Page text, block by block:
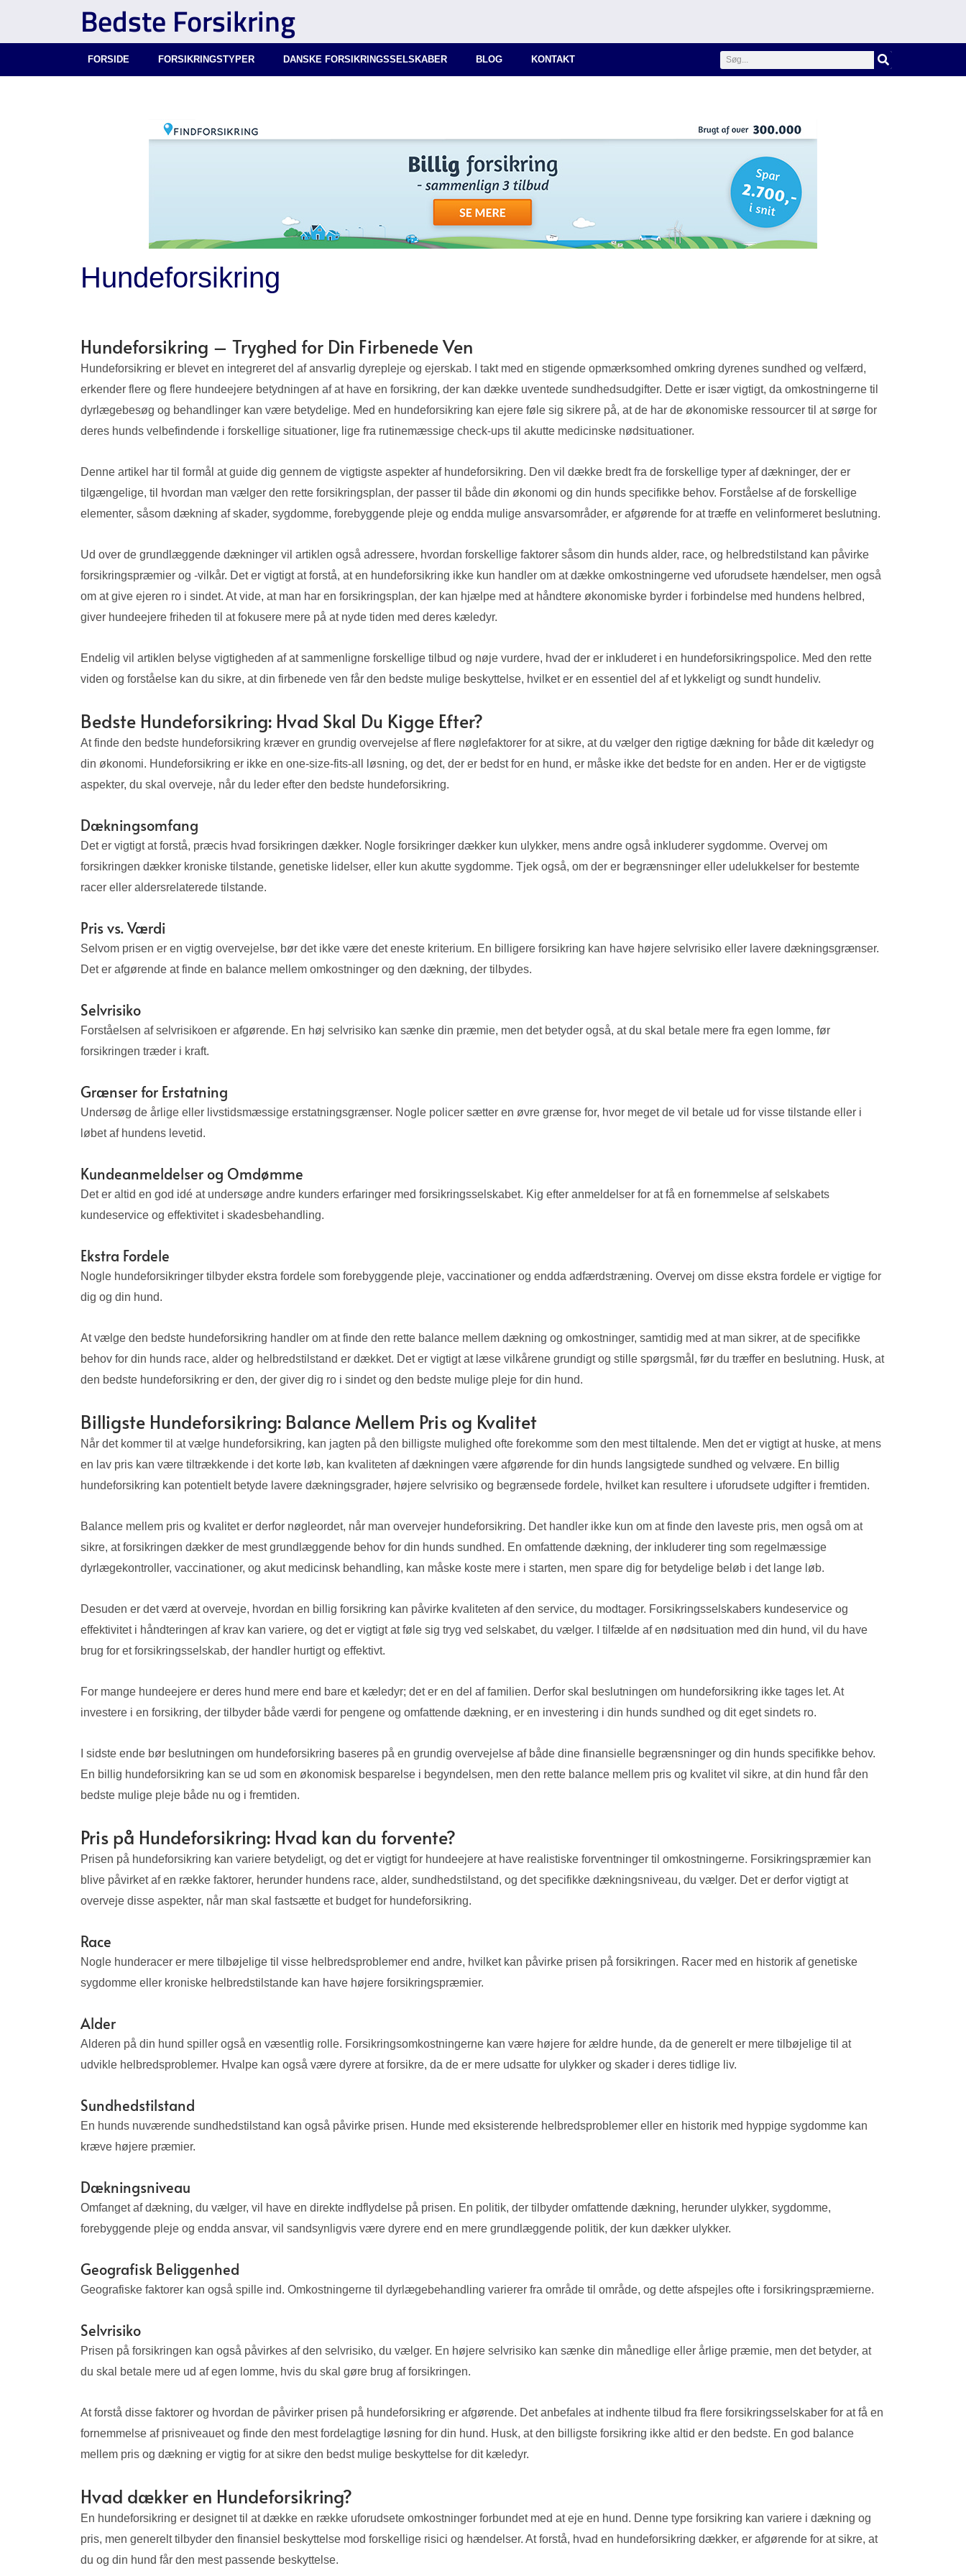
Bedste Forsikring
FORSIDE FORSIKRINGSTYPER DANSKE FORSIKRINGSSELSKABER BLOG KONTAKT
Hundeforsikring
Hundeforsikring – Tryghed for Din Firbenede Ven
Hundeforsikring er blevet en integreret del af ansvarlig dyrepleje og ejerskab. I takt med en stigende opmærksomhed omkring dyrenes sundhed og velfærd,
erkender flere og flere hundeejere betydningen af at have en forsikring, der kan dække uventede sundhedsudgifter. Dette er især vigtigt, da omkostningerne til
dyrlægebesøg og behandlinger kan være betydelige. Med en hundeforsikring kan ejere føle sig sikrere på, at de har de økonomiske ressourcer til at sørge for
deres hunds velbefindende i forskellige situationer, lige fra rutinemæssige check-ups til akutte medicinske nødsituationer.
Denne artikel har til formål at guide dig gennem de vigtigste aspekter af hundeforsikring. Den vil dække bredt fra de forskellige typer af dækninger, der er
tilgængelige, til hvordan man vælger den rette forsikringsplan, der passer til både din økonomi og din hunds specifikke behov. Forståelse af de forskellige
elementer, såsom dækning af skader, sygdomme, forebyggende pleje og endda mulige ansvarsområder, er afgørende for at træffe en velinformeret beslutning.
Ud over de grundlæggende dækninger vil artiklen også adressere, hvordan forskellige faktorer såsom din hunds alder, race, og helbredstilstand kan påvirke
forsikringspræmier og -vilkår. Det er vigtigt at forstå, at en hundeforsikring ikke kun handler om at dække omkostningerne ved uforudsete hændelser, men også
om at give ejeren ro i sindet. At vide, at man har en forsikringsplan, der kan hjælpe med at håndtere økonomiske byrder i forbindelse med hundens helbred,
giver hundeejere friheden til at fokusere mere på at nyde tiden med deres kæledyr.
Endelig vil artiklen belyse vigtigheden af at sammenligne forskellige tilbud og nøje vurdere, hvad der er inkluderet i en hundeforsikringspolice. Med den rette
viden og forståelse kan du sikre, at din firbenede ven får den bedste mulige beskyttelse, hvilket er en essentiel del af et lykkeligt og sundt hundeliv.
Bedste Hundeforsikring: Hvad Skal Du Kigge Efter?
At finde den bedste hundeforsikring kræver en grundig overvejelse af flere nøglefaktorer for at sikre, at du vælger den rigtige dækning for både dit kæledyr og
din økonomi. Hundeforsikring er ikke en one-size-fits-all løsning, og det, der er bedst for en hund, er måske ikke det bedste for en anden. Her er de vigtigste
aspekter, du skal overveje, når du leder efter den bedste hundeforsikring.
Dækningsomfang
Det er vigtigt at forstå, præcis hvad forsikringen dækker. Nogle forsikringer dækker kun ulykker, mens andre også inkluderer sygdomme. Overvej om
forsikringen dækker kroniske tilstande, genetiske lidelser, eller kun akutte sygdomme. Tjek også, om der er begrænsninger eller udelukkelser for bestemte
racer eller aldersrelaterede tilstande.
Pris vs. Værdi
Selvom prisen er en vigtig overvejelse, bør det ikke være det eneste kriterium. En billigere forsikring kan have højere selvrisiko eller lavere dækningsgrænser.
Det er afgørende at finde en balance mellem omkostninger og den dækning, der tilbydes.
Selvrisiko
Forståelsen af selvrisikoen er afgørende. En høj selvrisiko kan sænke din præmie, men det betyder også, at du skal betale mere fra egen lomme, før
forsikringen træder i kraft.
Grænser for Erstatning
Undersøg de årlige eller livstidsmæssige erstatningsgrænser. Nogle policer sætter en øvre grænse for, hvor meget de vil betale ud for visse tilstande eller i
løbet af hundens levetid.
Kundeanmeldelser og Omdømme
Det er altid en god idé at undersøge andre kunders erfaringer med forsikringsselskabet. Kig efter anmeldelser for at få en fornemmelse af selskabets
kundeservice og effektivitet i skadesbehandling.
Ekstra Fordele
Nogle hundeforsikringer tilbyder ekstra fordele som forebyggende pleje, vaccinationer og endda adfærdstræning. Overvej om disse ekstra fordele er vigtige for
dig og din hund.
At vælge den bedste hundeforsikring handler om at finde den rette balance mellem dækning og omkostninger, samtidig med at man sikrer, at de specifikke
behov for din hunds race, alder og helbredstilstand er dækket. Det er vigtigt at læse vilkårene grundigt og stille spørgsmål, før du træffer en beslutning. Husk, at
den bedste hundeforsikring er den, der giver dig ro i sindet og den bedste mulige pleje for din hund.
Billigste Hundeforsikring: Balance Mellem Pris og Kvalitet
Når det kommer til at vælge hundeforsikring, kan jagten på den billigste mulighed ofte forekomme som den mest tiltalende. Men det er vigtigt at huske, at mens
en lav pris kan være tiltrækkende i det korte løb, kan kvaliteten af dækningen være afgørende for din hunds langsigtede sundhed og velvære. En billig
hundeforsikring kan potentielt betyde lavere dækningsgrader, højere selvrisiko og begrænsede fordele, hvilket kan resultere i uforudsete udgifter i fremtiden.
Balance mellem pris og kvalitet er derfor nøgleordet, når man overvejer hundeforsikring. Det handler ikke kun om at finde den laveste pris, men også om at
sikre, at forsikringen dækker de mest grundlæggende behov for din hunds sundhed. En omfattende dækning, der inkluderer ting som regelmæssige
dyrlægekontroller, vaccinationer, og akut medicinsk behandling, kan måske koste mere i starten, men spare dig for betydelige beløb i det lange løb.
Desuden er det værd at overveje, hvordan en billig forsikring kan påvirke kvaliteten af den service, du modtager. Forsikringsselskabers kundeservice og
effektivitet i håndteringen af krav kan variere, og det er vigtigt at føle sig tryg ved selskabet, du vælger. I tilfælde af en nødsituation med din hund, vil du have
brug for et forsikringsselskab, der handler hurtigt og effektivt.
For mange hundeejere er deres hund mere end bare et kæledyr; det er en del af familien. Derfor skal beslutningen om hundeforsikring ikke tages let. At
investere i en forsikring, der tilbyder både værdi for pengene og omfattende dækning, er en investering i din hunds sundhed og dit eget sindets ro.
I sidste ende bør beslutningen om hundeforsikring baseres på en grundig overvejelse af både dine finansielle begrænsninger og din hunds specifikke behov.
En billig hundeforsikring kan se ud som en økonomisk besparelse i begyndelsen, men den rette balance mellem pris og kvalitet vil sikre, at din hund får den
bedste mulige pleje både nu og i fremtiden.
Pris på Hundeforsikring: Hvad kan du forvente?
Prisen på hundeforsikring kan variere betydeligt, og det er vigtigt for hundeejere at have realistiske forventninger til omkostningerne. Forsikringspræmier kan
blive påvirket af en række faktorer, herunder hundens race, alder, sundhedstilstand, og det specifikke dækningsniveau, du vælger. Det er derfor vigtigt at
overveje disse aspekter, når man skal fastsætte et budget for hundeforsikring.
Race
Nogle hunderacer er mere tilbøjelige til visse helbredsproblemer end andre, hvilket kan påvirke prisen på forsikringen. Racer med en historik af genetiske
sygdomme eller kroniske helbredstilstande kan have højere forsikringspræmier.
Alder
Alderen på din hund spiller også en væsentlig rolle. Forsikringsomkostningerne kan være højere for ældre hunde, da de generelt er mere tilbøjelige til at
udvikle helbredsproblemer. Hvalpe kan også være dyrere at forsikre, da de er mere udsatte for ulykker og skader i deres tidlige liv.
Sundhedstilstand
En hunds nuværende sundhedstilstand kan også påvirke prisen. Hunde med eksisterende helbredsproblemer eller en historik med hyppige sygdomme kan
kræve højere præmier.
Dækningsniveau
Omfanget af dækning, du vælger, vil have en direkte indflydelse på prisen. En politik, der tilbyder omfattende dækning, herunder ulykker, sygdomme,
forebyggende pleje og endda ansvar, vil sandsynligvis være dyrere end en mere grundlæggende politik, der kun dækker ulykker.
Geografisk Beliggenhed
Geografiske faktorer kan også spille ind. Omkostningerne til dyrlægebehandling varierer fra område til område, og dette afspejles ofte i forsikringspræmierne.
Selvrisiko
Prisen på forsikringen kan også påvirkes af den selvrisiko, du vælger. En højere selvrisiko kan sænke din månedlige eller årlige præmie, men det betyder, at
du skal betale mere ud af egen lomme, hvis du skal gøre brug af forsikringen.
At forstå disse faktorer og hvordan de påvirker prisen på hundeforsikring er afgørende. Det anbefales at indhente tilbud fra flere forsikringsselskaber for at få en
fornemmelse af prisniveauet og finde den mest fordelagtige løsning for din hund. Husk, at den billigste forsikring ikke altid er den bedste. En god balance
mellem pris og dækning er vigtig for at sikre den bedst mulige beskyttelse for dit kæledyr.
Hvad dækker en Hundeforsikring?
En hundeforsikring er designet til at dække en række uforudsete omkostninger forbundet med at eje en hund. Denne type forsikring kan variere i dækning og
pris, men generelt tilbyder den finansiel beskyttelse mod forskellige risici og hændelser. At forstå, hvad en hundeforsikring dækker, er afgørende for at sikre, at
du og din hund får den mest passende beskyttelse.